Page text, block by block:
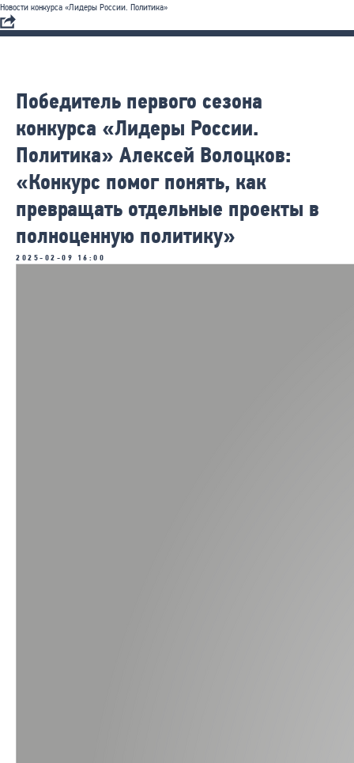
Новости конкурса «Лидеры России. Политика»
Победитель первого сезона
конкурса «Лидеры России.
Политика» Алексей Волоцков:
«Конкурс помог понять, как
превращать отдельные проекты в
полноценную политику»
2025-02-09 16:00